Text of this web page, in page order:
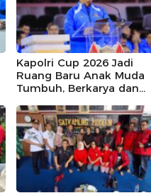
Kapolri Cup 2026 Jadi
Ruang Baru Anak Muda
Tumbuh, Berkarya dan